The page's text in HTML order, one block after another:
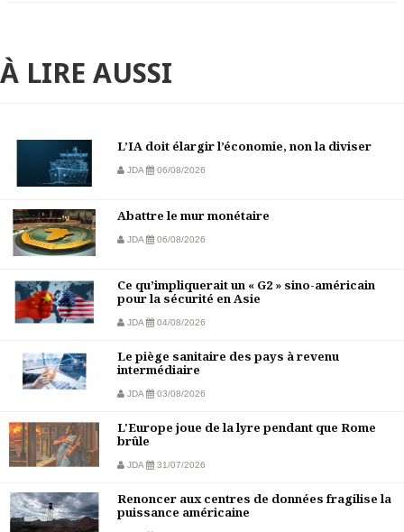
À LIRE AUSSI
L’IA doit élargir l’économie, non la diviser
JDA 06/08/2026
Abattre le mur monétaire
JDA 06/08/2026
Ce qu’impliquerait un « G2 » sino-américain
pour la sécurité en Asie
JDA 04/08/2026
Le piège sanitaire des pays à revenu
intermédiaire
JDA 03/08/2026
L'Europe joue de la lyre pendant que Rome
brûle
JDA 31/07/2026
Renoncer aux centres de données fragilise la
puissance américaine